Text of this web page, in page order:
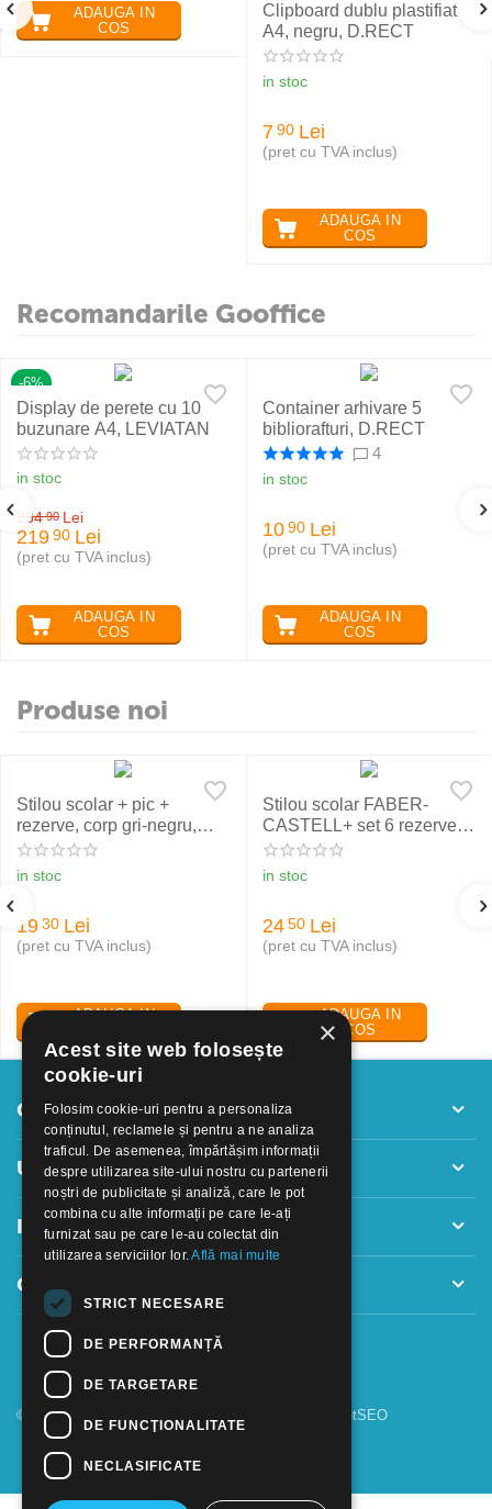
ADAUGA IN
COS
Clipboard dublu plastifiat
A4, negru, D.RECT
in stoc
7 90 Lei
(pret cu TVA inclus)
ADAUGA IN
COS
Recomandarile Gooffice
-6%
Display de perete cu 10
buzunare A4, LEVIATAN
in stoc
234 90 Lei
219 90 Lei
(pret cu TVA inclus)
ADAUGA IN
COS
Container arhivare 5
bibliorafturi, D.RECT
4
in stoc
10 90 Lei
(pret cu TVA inclus)
ADAUGA IN
COS
Produse noi
Stilou scolar + pic +
rezerve, corp gri-negru,
NXT Eberhard Faber
in stoc
19 30 Lei
(pret cu TVA inclus)
ADAUGA IN
Stilou scolar FABER-
CASTELL+ set 6 rezerve,
rosu
in stoc
24 50 Lei
(pret cu TVA inclus)
ADAUGA IN
COS
Contul meu
Utile
Informatii
Contact
© 2018 - 2026 GOOFFICE. Realizat si configurat netSEO
×
Acest site web folosește
cookie-uri
Folosim cookie-uri pentru a personaliza
conținutul, reclamele și pentru a ne analiza
traficul. De asemenea, împărtășim informații
despre utilizarea site-ului nostru cu partenerii
noștri de publicitate și analiză, care le pot
combina cu alte informații pe care le-ați
furnizat sau pe care le-au colectat din
utilizarea serviciilor lor.Află mai multe
STRICT NECESARE
DE PERFORMANȚĂ
DE TARGETARE
DE FUNCŢIONALITATE
NECLASIFICATE